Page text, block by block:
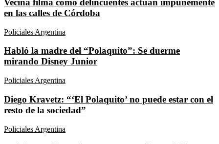
Vecina filma como delincuentes actúan impunemente
en las calles de Córdoba
Policiales Argentina
Habló la madre del “Polaquito”: Se duerme
mirando Disney Junior
Policiales Argentina
Diego Kravetz: “‘El Polaquito’ no puede estar con el
resto de la sociedad”
Policiales Argentina